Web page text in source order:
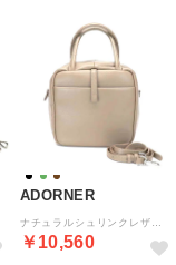
ADORNER
￥10,560